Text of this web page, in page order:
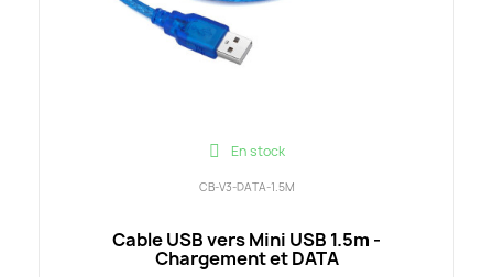
En stock
CB-V3-DATA-1.5M
Cable USB vers Mini USB 1.5m -
Chargement et DATA